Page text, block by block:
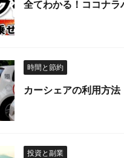
全てわかる！ココナラ
時間と節約
カーシェアの利用方法
投資と副業